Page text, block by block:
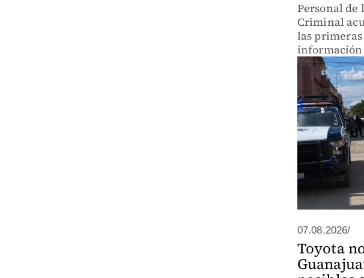
Personal de
Criminal
las
información
07.08.2026/
Toyota